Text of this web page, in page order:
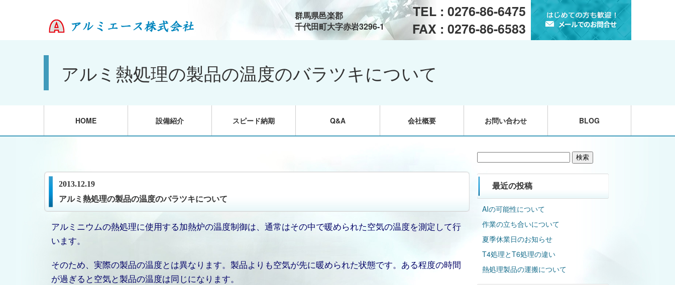
TEL : 0276-86-6475
FAX : 0276-86-6583
群馬県邑楽郡
千代田町大字赤岩3296-1
アルミ熱処理の製品の温度のバラツキについて
HOME 設備紹介 スピード納期 Q&A 会社概要 お問い合わせ BLOG
2013.12.19
アルミ熱処理の製品の温度のバラツキについて
アルミニウムの熱処理に使用する加熱炉の温度制御は、通常はその中で暖められた空気の温度を測定して行
います。
そのため、実際の製品の温度とは異なります。製品よりも空気が先に暖められた状態です。ある程度の時間
が過ぎると空気と製品の温度は同じになります。
最近の投稿
AIの可能性について
作業の立ち合いについて
夏季休業日のお知らせ
T4処理とT6処理の違い
熱処理製品の運搬について